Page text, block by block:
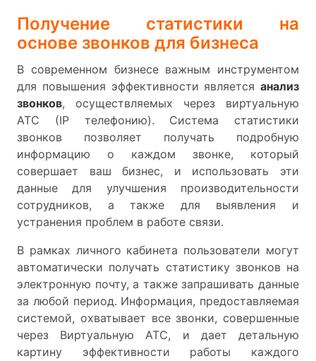
Получение статистики на
основе звонков для бизнеса
В современном бизнесе важным инструментом
для повышения эффективности является анализ
звонков, осуществляемых через виртуальную
АТС (IP телефонию). Система статистики
звонков позволяет получать подробную
информацию о каждом звонке, который
совершает ваш бизнес, и использовать эти
данные для улучшения производительности
сотрудников, а также для выявления и
устранения проблем в работе связи.
В рамках личного кабинета пользователи могут
автоматически получать статистику звонков на
электронную почту, а также запрашивать данные
за любой период. Информация, предоставляемая
системой, охватывает все звонки, совершенные
через Виртуальную АТС, и дает детальную
картину эффективности работы каждого